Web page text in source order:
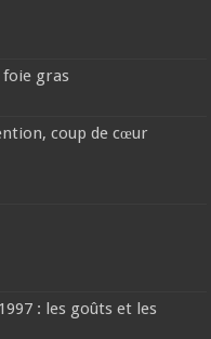
foie gras
coup de cœur
: les goûts et les